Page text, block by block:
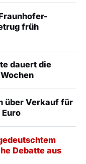
früh
dauert die
über Verkauf für
Debatte aus